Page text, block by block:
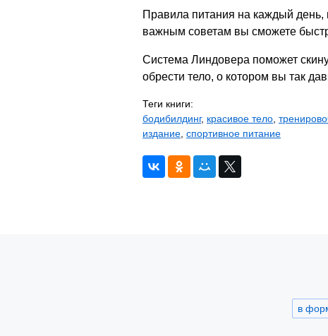
Правила питания на каждый день,
важным советам вы сможете
Система Линдовера поможет
обрести тело, о котором вы так
Теги книги:
бодибилдинг, красивое тело
издание спортивное питание
в